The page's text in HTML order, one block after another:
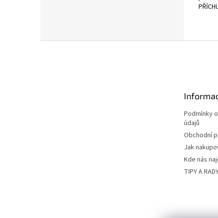
Podmínky
údajů
Obchodní
Jak
Kde nás
TIPY A